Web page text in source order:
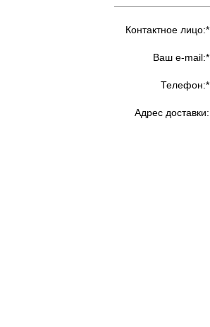
Контактное лицо:*
Ваш e-mail:*
Телефон:*
Адрес доставки: